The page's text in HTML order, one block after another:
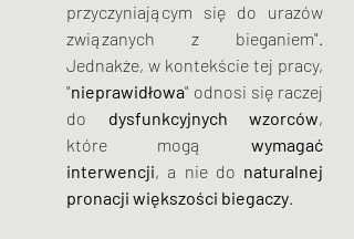
przyczyniającym się do urazów
związanych z bieganiem".
Jednakże, w kontekście tej pracy,
"nieprawidłowa" odnosi się raczej
do dysfunkcyjnych wzorców,
które mogą wymagać
interwencji, a nie do naturalnej
pronacji większości biegaczy.